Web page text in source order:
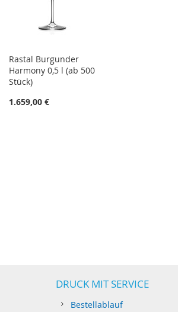
Rastal Burgunder
Harmony 0,5 l (ab 500
Stück)
1.659,00 €
DRUCK MIT SERVICE
Bestellablauf